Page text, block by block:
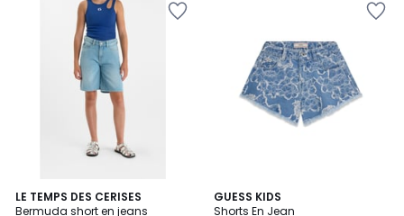
LE TEMPS DES CERISES
Bermuda short en jeans
GUESS KIDS
Shorts En Jean